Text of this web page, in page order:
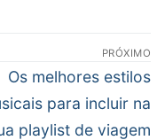
PRÓXIMO
Próximo
post:
Os melhores estilos
para incluir na
playlist de viagem